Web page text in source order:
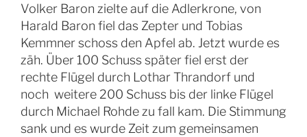
Volker Baron zielte auf die Adlerkrone, von
Harald Baron fiel das Zepter und Tobias
Kemmner schoss den Apfel ab. Jetzt wurde es
zäh. Über 100 Schuss später fiel erst der
rechte Flügel durch Lothar Thrandorf und
noch weitere 200 Schuss bis der linke Flügel
durch Michael Rohde zu fall kam. Die Stimmung
sank und es wurde Zeit zum gemeinsamen